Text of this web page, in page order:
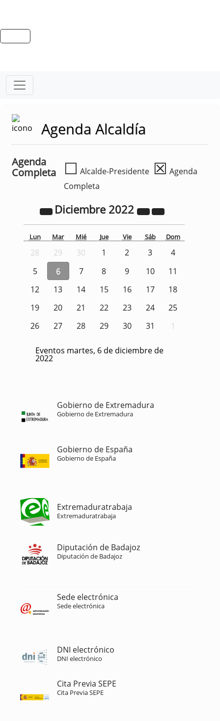
Agenda Alcaldía
Agenda
Completa
☐ Alcalde-Presidente ☒ Agenda
Completa
Diciembre 2022
Lun Mar Mié Jue Vie Sáb Dom
28 29 30 1 2 3
4
5
6 7 8 9 10
11
12
13 14 15 16 17
18
19
20 21 22 23 24
25
26
27 28 29 30 31 1
Eventos martes, 6 de diciembre de
2022
Gobierno de Extremadura
Gobierno de Extremadura
Gobierno de España
Gobierno de España
Extremaduratrabaja
Extremaduratrabaja
Diputación de Badajoz
Diputación de Badajoz
Sede electrónica
Sede electrónica
DNI electrónico
DNI electrónico
Cita Previa SEPE
Cita Previa SEPE